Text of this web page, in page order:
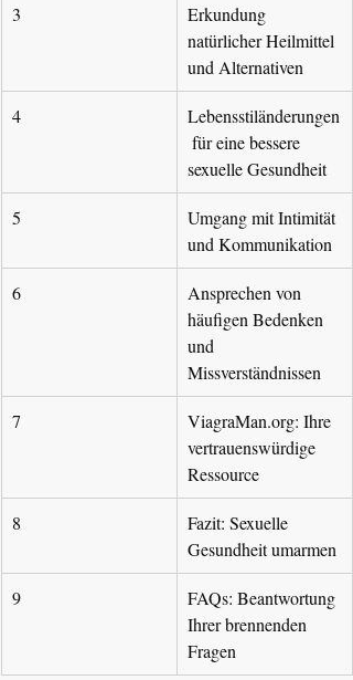
3
Erkundung
natürlicher Heilmittel
und Alternativen
4
Lebensstiländerungen
für eine bessere
sexuelle Gesundheit
5
Umgang mit Intimität
und Kommunikation
6
Ansprechen von
häufigen Bedenken
und
Missverständnissen
7 ViagraMan.org: Ihre
vertrauenswürdige
Ressource
8
Fazit: Sexuelle
Gesundheit umarmen
9
FAQs: Beantwortung
Ihrer brennenden
Fragen